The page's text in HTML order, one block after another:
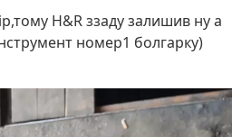
H&R ззаду залишив ну а
номер1 болгарку)